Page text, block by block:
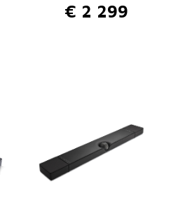
€ 2 299